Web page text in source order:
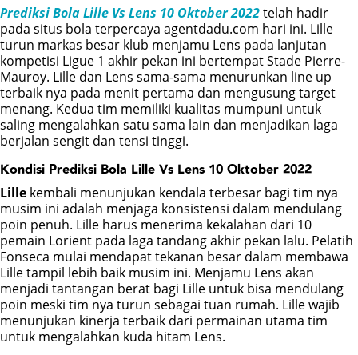
SPORTS
POKER
BONUS
LIVE CHAT
Prediksi Bola Lille Vs Lens 10 Oktober 2022telah hadir
pada situs bola terpercaya agentdadu.com hari ini. Lille
turun markas besar klub menjamu Lens pada lanjutan
kompetisi Ligue 1 akhir pekan ini bertempat Stade Pierre-
Mauroy. Lille dan Lens sama-sama menurunkan line up
terbaik nya pada menit pertama dan mengusung target
menang. Kedua tim memiliki kualitas mumpuni untuk
saling mengalahkan satu sama lain dan menjadikan laga
berjalan sengit dan tensi tinggi.
Kondisi Prediksi Bola Lille Vs Lens 10 Oktober 2022
Lille kembali menunjukan kendala terbesar bagi tim nya
musim ini adalah menjaga konsistensi dalam mendulang
poin penuh. Lille harus menerima kekalahan dari 10
pemain Lorient pada laga tandang akhir pekan lalu. Pelatih
Fonseca mulai mendapat tekanan besar dalam membawa
Lille tampil lebih baik musim ini. Menjamu Lens akan
menjadi tantangan berat bagi Lille untuk bisa mendulang
poin meski tim nya turun sebagai tuan rumah. Lille wajib
menunjukan kinerja terbaik dari permainan utama tim
untuk mengalahkan kuda hitam Lens.